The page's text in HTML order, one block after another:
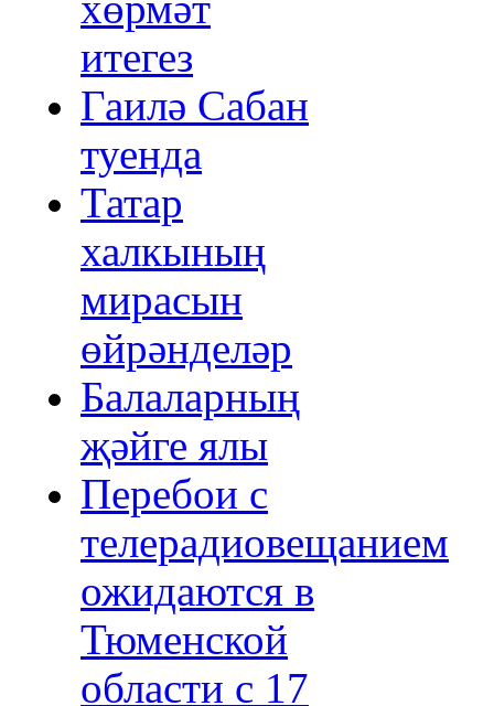
хөрмәт
итегез
Гаилә Сабан
туенда
Татар
халкының
мирасын
өйрәнделәр
Балаларның
җәйге ялы
Перебои с
телерадиовещанием
ожидаются в
Тюменской
области с 17